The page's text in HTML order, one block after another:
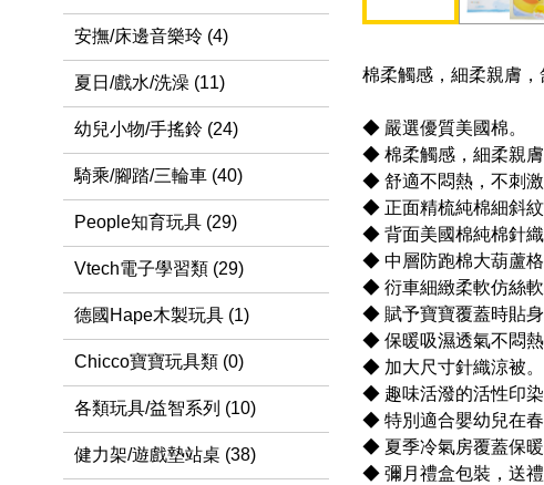
棉柔觸感，細柔親膚
◆ 嚴選優質美國棉。
◆ 棉柔觸感，細柔親膚
◆ 舒適不悶熱，不刺激
◆ 正面精梳純棉細斜紋
◆ 背面美國棉純棉針織
◆ 中層防跑棉大葫蘆格
◆ 衍車細緻柔軟仿絲軟
◆ 賦予寶寶覆蓋時貼身
◆ 保暖吸濕透氣不悶熱
◆ 加大尺寸針織涼被。
◆ 趣味活潑的活性印染
◆ 特別適合嬰幼兒在春
◆ 夏季冷氣房覆蓋保暖
◆ 彌月禮盒包裝，送禮
安撫/床邊音樂玲 (4)
夏日/戲水/洗澡 (11)
幼兒小物/手搖鈴 (24)
騎乘/腳踏/三輪車 (40)
People知育玩具 (29)
Vtech電子學習類 (29)
德國Hape木製玩具 (1)
Chicco寶寶玩具類 (0)
各類玩具/益智系列 (10)
健力架/遊戲墊站桌 (38)